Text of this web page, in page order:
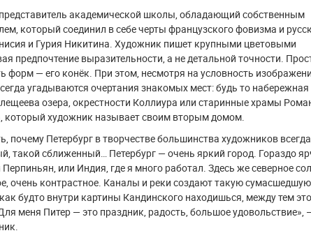
академической школы, обладающий собственным
который соединил в себе черты французского фовизма и
и Гурия Никитина. Художник пишет крупными цветовыми
предпочтение выразительности, а не детальной точности.
форм — его конёк. При этом, несмотря на условность
угадываются очертания знакомых мест: будь то набережная
озера, окрестности Коллиура или старинные храмы
который художник называет своим вторым домом.
почему Петербург в творчестве большинства художников всегда
такой сближенный… Петербург — очень яркий город. Гораздо
или Индия, где я много работал. Здесь же северное
очень контрастное. Каналы и реки создают такую
будто внутри картины Кандинского находишься, между тем это
меня Питер — это праздник, радость, большое удовольствие»,